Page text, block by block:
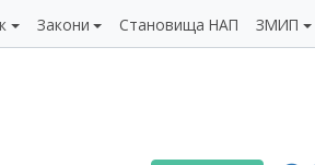
Закони Становища НАП ЗМИП